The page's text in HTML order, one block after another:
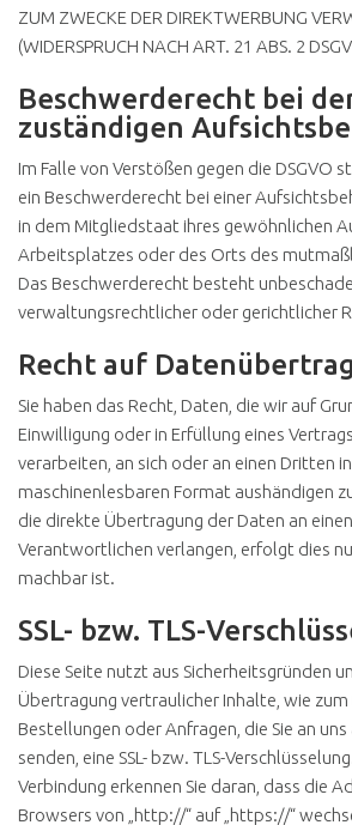
ZUM ZWECKE DER DIREKTWERBUNG
(WIDERSPRUCH NACH ART. 21 ABS. 2
Beschwerderecht bei
zuständigen
Im Falle von Verstößen gegen die DSGVO
ein Beschwerderecht bei einer
in dem Mitgliedstaat ihres gewöhnlichen
Arbeitsplatzes oder des Orts des
Das Beschwerderecht besteht
verwaltungsrechtlicher oder gerichtlicher
Recht auf
Sie haben das Recht, Daten, die wir auf
Einwilligung oder in Erfüllung eines
verarbeiten, an sich oder an einen Dritten
maschinenlesbaren Format aushändigen
die direkte Übertragung der Daten an
Verantwortlichen verlangen, erfolgt dies
machbar ist.
SSL- bzw. TLS-
Diese Seite nutzt aus Sicherheitsgründen
Übertragung vertraulicher Inhalte, wie zum
Bestellungen oder Anfragen, die Sie an
senden, eine SSL- bzw. TLS-
Verbindung erkennen Sie daran, dass die
Browsers von „http://“ auf „https://“